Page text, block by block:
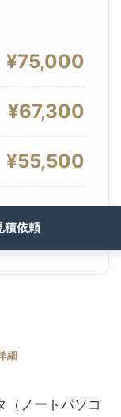
¥75,000
¥67,300
¥55,500
積依頼
細
（ノートパソコ